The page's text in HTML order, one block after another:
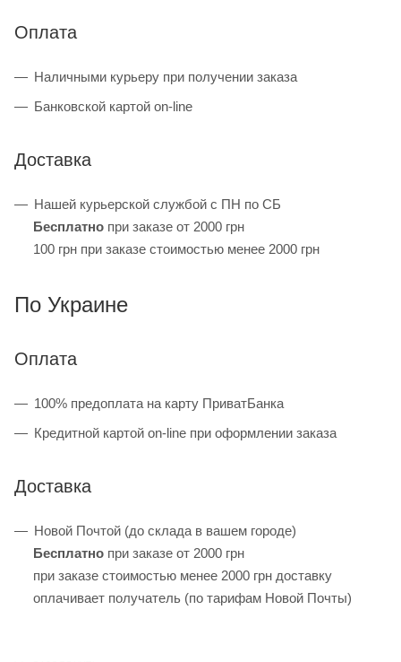
Оплата
Наличными курьеру при получении заказа
Банковской картой on-line
Доставка
Нашей курьерской службой с ПН по СБ
Бесплатно при заказе от 2000 грн
100 грн при заказе стоимостью менее 2000 грн
По Украине
Оплата
100% предоплата на карту ПриватБанка
Кредитной картой on-line при оформлении заказа
Доставка
Новой Почтой (до склада в вашем городе)
Бесплатно при заказе от 2000 грн
при заказе стоимостью менее 2000 грн доставку
оплачивает получатель (по тарифам Новой Почты)